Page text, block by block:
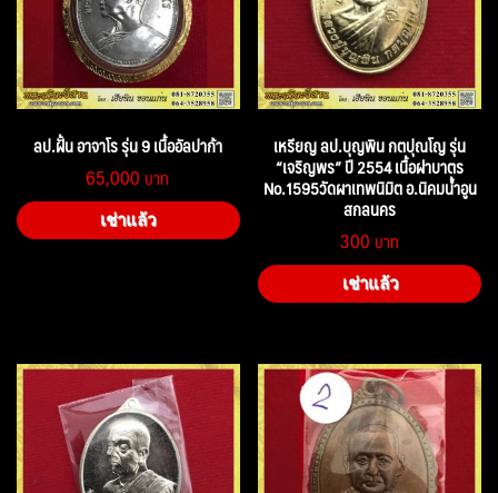
ลป.ฝั้น อาจาโร รุ่น 9 เนื้ออัลปาก้า
65,000
เช่าแล้ว
เหรียญ ลป.บุญพิน กตปุณโญ รุ่น
“เจริญพร” ปี 2554 เนื้อฝาบาตร
No.1595วัดผาเทพนิมิต อ.นิคมน้ำอูน
สกลนคร
300
เช่าแล้ว